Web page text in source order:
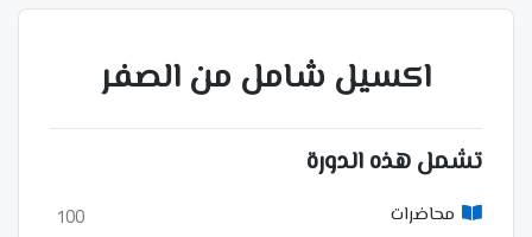
اكسيل شامل من الصفر
تشمل هذه الدورة
محاضرات 100